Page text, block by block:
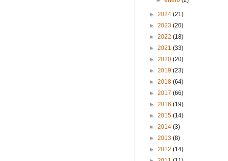
► 2024 (21)
► 2023 (20)
► 2022 (18)
► 2021 (33)
► 2020 (20)
► 2019 (23)
► 2018 (64)
► 2017 (66)
► 2016 (19)
► 2015 (14)
► 2014 (3)
► 2013 (8)
► 2012 (14)